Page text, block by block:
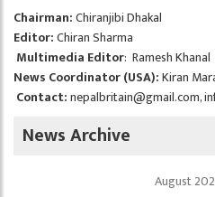
Chairman:Chiranjibi Dhakal
Editor:Chiran Sharma
Multimedia Editor: Ramesh Khanal
News Coordinator (USA):Kiran
Contact:nepalbritain@gmail.com,
News Archive
August